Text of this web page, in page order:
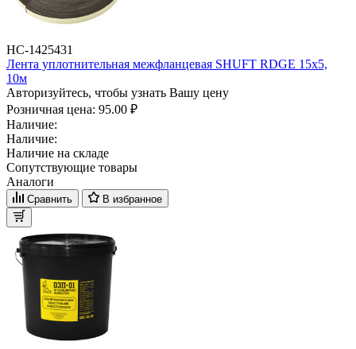
НС-1425431
Лента уплотнительная межфланцевая SHUFT RDGE 15х5,
10м
Авторизуйтесь, чтобы узнать Вашу цену
Розничная цена: 95.00 ₽
Наличие:
Наличие:
Наличие на складе
Сопутствующие товары
Аналоги
Сравнить В избранное